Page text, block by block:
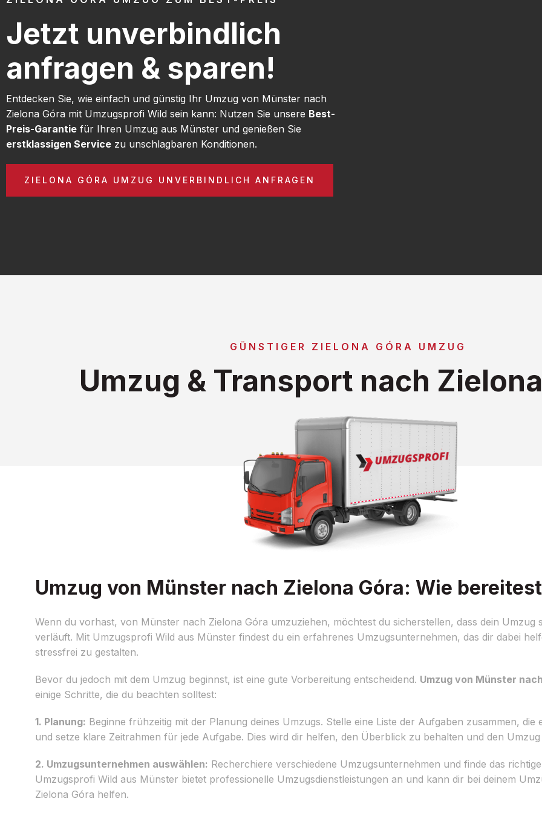
Jetzt unverbindlich
anfragen & sparen!
Entdecken Sie, wie einfach und günstig Ihr Umzug von Münster nach
Zielona Góra mit Umzugsprofi Wild sein kann: Nutzen Sie unsere Best-
Preis-Garantie für Ihren Umzug aus Münster und genießen Sie
erstklassigen Service zu unschlagbaren Konditionen.
ZIELONA GÓRA UMZUG UNVERBINDLICH ANFRAGEN
GÜNSTIGER ZIELONA GÓRA UMZUG
Umzug & Transport nach
Umzug von Münster nach Zielona Góra: Wie
Wenn du vorhast, von Münster nach Zielona Góra umzuziehen, möchtest du sicherstellen, dass dein Umzug
verläuft. Mit Umzugsprofi Wild aus Münster findest du ein erfahrenes Umzugsunternehmen, das dir dabei
stressfrei zu gestalten.
Bevor du jedoch mit dem Umzug beginnst, ist eine gute Vorbereitung entscheidend. Umzug von Münster
einige Schritte, die du beachten solltest:
1. Planung: Beginne frühzeitig mit der Planung deines Umzugs. Stelle eine Liste der Aufgaben zusammen, die
und setze klare Zeitrahmen für jede Aufgabe. Dies wird dir helfen, den Überblick zu behalten und den
2. Umzugsunternehmen auswählen: Recherchiere verschiedene Umzugsunternehmen und finde das
Umzugsprofi Wild aus Münster bietet professionelle Umzugsdienstleistungen an und kann dir bei deinem
Zielona Góra helfen.